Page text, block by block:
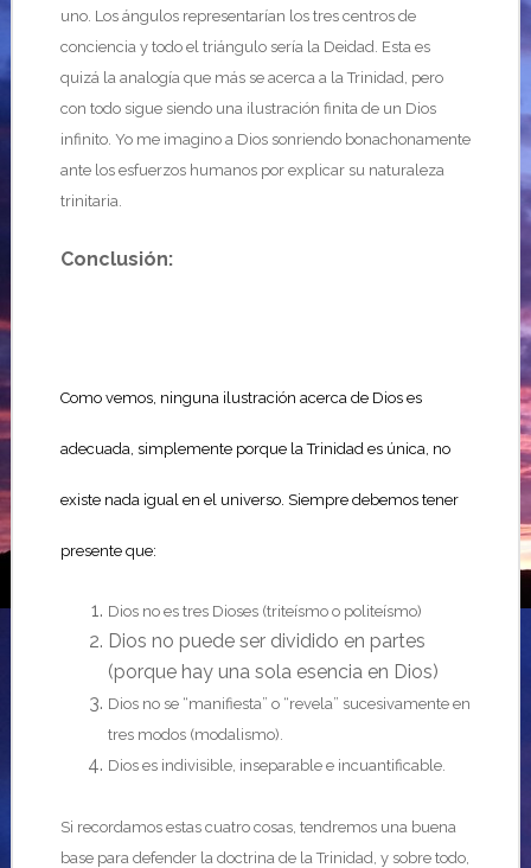
uno. Los ángulos representarían los tres centros de
conciencia y todo el triángulo sería la Deidad. Esta es
quizá la analogía que más se acerca a la Trinidad, pero
con todo sigue siendo una ilustración finita de un Dios
infinito. Yo me imagino a Dios sonriendo bonachonamente
ante los esfuerzos humanos por explicar su naturaleza
trinitaria.
Conclusión:
Como vemos, ninguna ilustración acerca de Dios es
adecuada, simplemente porque la Trinidad es única, no
existe nada igual en el universo. Siempre debemos tener
presente que:
Dios no es tres Dioses (triteísmo o politeísmo)
Dios no puede ser dividido en partes
(porque hay una sola esencia en Dios)
Dios no se “manifiesta” o “revela” sucesivamente en
tres modos (modalismo).
Dios es indivisible, inseparable e incuantificable.
Si recordamos estas cuatro cosas, tendremos una buena
base para defender la doctrina de la Trinidad, y sobre todo,